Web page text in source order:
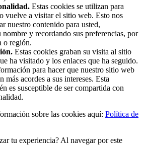
Estas cookies se utilizan para
vuelve a visitar el sitio web. Esto nos
nuestro contenido para usted,
nombre y recordando sus preferencias, por
o región.
Estas cookies graban su visita al sitio
ha visitado y los enlaces que ha seguido.
para hacer que nuestro sitio web
más acordes a sus intereses. Esta
es susceptible de ser compartida con
sobre las cookies aquí: Política de
tu experiencia? Al navegar por este